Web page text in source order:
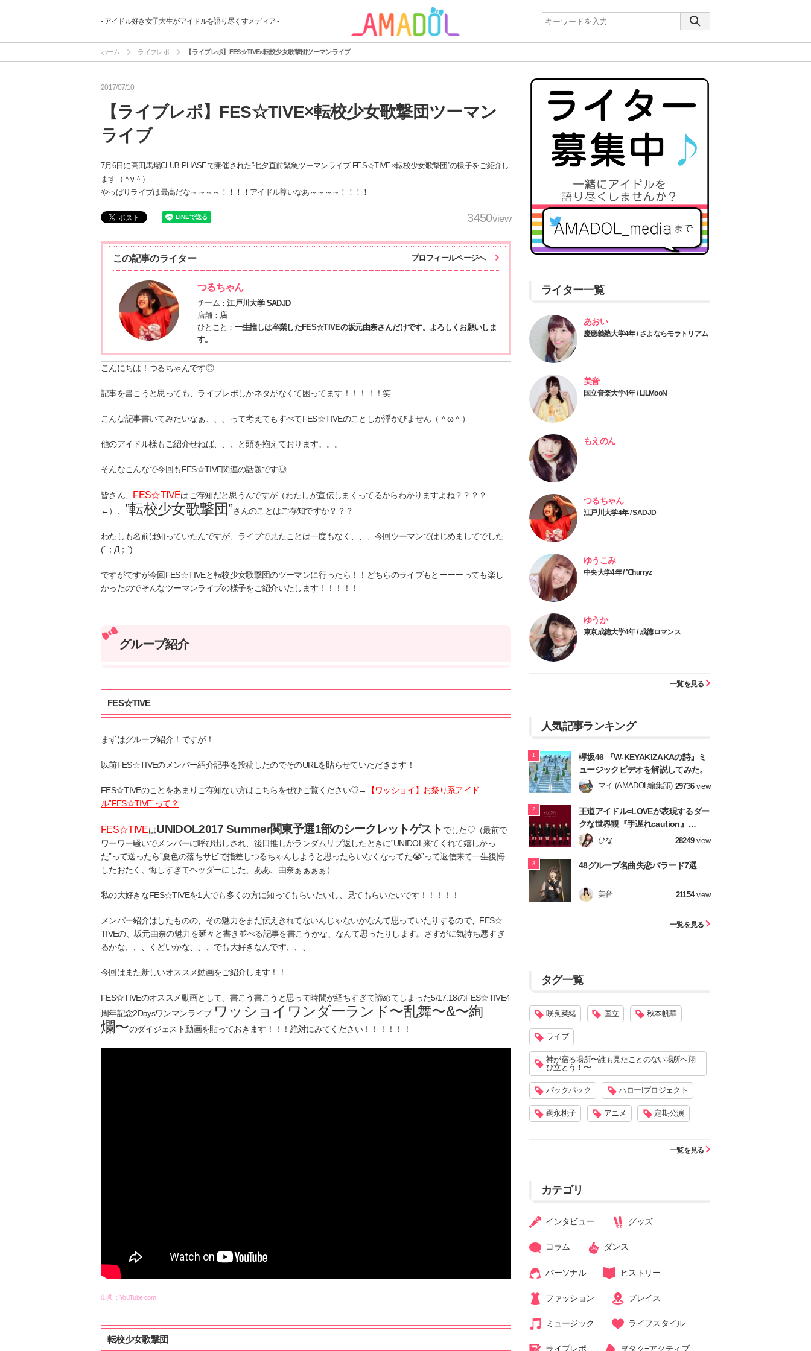
- アイドル好き女子大生がアイドルを語り尽くすメディア -
ホーム ライブレポ 【ライブレポ】FES☆TIVE×転校少女歌撃団ツーマンライブ
2017/07/10
【ライブレポ】FES☆TIVE×転校少女歌撃団ツーマン
ライブ
7月6日に高田馬場CLUB PHASEで開催された”七夕直前緊急ツーマンライブ FES☆TIVE×転校少女歌撃団”の様子をご紹介し
ます（＾ν＾）
やっぱりライブは最高だな～～～～！！！！アイドル尊いなあ～～～～！！！！
3450view
この記事のライター プロフィールページへ
つるちゃん
チーム：江戸川大学 SADJD
店舗： 店
ひとこと： 一生推しは卒業したFES☆TIVEの坂元由奈さんだけです。よろしくお願いしま
す。
こんにちは！つるちゃんです◎
記事を書こうと思っても、ライブレポしかネタがなくて困ってます！！！！！笑
こんな記事書いてみたいなぁ、、、って考えてもすべてFES☆TIVEのことしか浮かびません（＾ω＾）
他のアイドル様もご紹介せねば、、、と頭を抱えております。。。
そんなこんなで今回もFES☆TIVE関連の話題です◎
皆さん、 FES☆TIVEはご存知だと思うんですが（わたしが宣伝しまくってるからわかりますよね？？？？
←）、 ”転校少女歌撃団”さんのことはご存知ですか？？？
わたしも名前は知っていたんですが、ライブで見たことは一度もなく、、、今回ツーマンではじめましてでした
(´；Д；`)
ですがですが今回FES☆TIVEと転校少女歌撃団のツーマンに行ったら！！どちらのライブもとーーーっても楽し
かったのでそんなツーマンライブの様子をご紹介いたします！！！！！
グループ紹介
FES☆TIVE
まずはグループ紹介！ですが！
以前FES☆TIVEのメンバー紹介記事を投稿したのでそのURLを貼らせていただきます！
FES☆TIVEのことをあまりご存知ない方はこちらをぜひご覧ください♡→
【ワッショイ】お祭り系アイド
ル”FES☆TIVE”って？
FES☆TIVEはUNIDOL2017 Summer関東予選1部のシークレットゲスト でした♡（最前で
ワーワー騒いでメンバーに呼び出しされ、後日推しがランダムリプ返したときに”UNIDOL来てくれて嬉しかっ
た”って送ったら”夏色の落ちサビで指差しつるちゃんしようと思ったらいなくなってた😭”って返信来て一生後悔
したおたく、悔しすぎてヘッダーにした、ああ、由奈ぁぁぁぁ）
私の大好きなFES☆TIVEを1人でも多くの方に知ってもらいたいし、見てもらいたいです！！！！！
メンバー紹介はしたものの、その魅力をまだ伝えきれてないんじゃないかなんて思っていたりするので、FES☆
TIVEの、坂元由奈の魅力を延々と書き並べる記事を書こうかな、なんて思ったりします。さすがに気持ち悪すぎ
るかな、、、くどいかな、、、でも大好きなんです、、、
今回はまた新しいオススメ動画をご紹介します！！
FES☆TIVEのオススメ動画として、書こう書こうと思って時間が経ちすぎて諦めてしまった5/17.18のFES☆TIVE4
周年記念2Daysワンマンライブ ワッショイワンダーランド〜乱舞〜&〜絢
爛〜のダイジェスト動画を貼っておきます！！！絶対にみてください！！！！！！
出典：YouTube.com
転校少女歌撃団
ライター一覧
あおい
慶應義塾大学4年 / さよならモラトリアム
美音
国立音楽大学4年 / LiLMooN
もえのん
つるちゃん
江戸川大学4年 / SADJD
ゆうこみ
中央大学4年 / ℃hurryz
ゆうか
東京成徳大学4年 / 成徳ロマンス
一覧を見る
人気記事ランキング
1
欅坂46 『W-KEYAKIZAKAの詩』ミ
ュージックビデオを解説してみた。
マイ (AMADOL編集部) 29736view
2
王道アイドル=LOVEが表現するダー
クな世界観『手遅れcaution』
【=LOVE】
ひな 28249view
3 48グループ名曲失恋バラード7選
美音 21154view
一覧を見る
タグ一覧
咲良菜緒 国立 秋本帆華
ライブ
神が宿る場所〜誰も見たことのない場所へ翔
び立とう！〜
バックパック ハロー!プロジェクト
嗣永桃子 アニメ 定期公演
一覧を見る
カテゴリ
インタビュー グッズ
コラム ダンス
パーソナル ヒストリー
ファッション プレイス
ミュージック ライフスタイル
ライブレポ ヲタク=アクティブ